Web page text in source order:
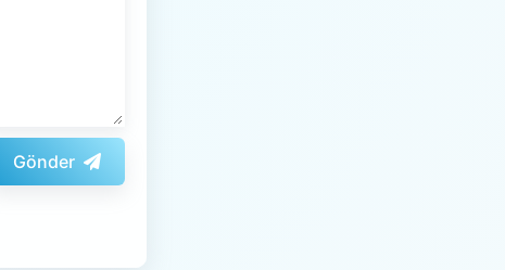
Gönder